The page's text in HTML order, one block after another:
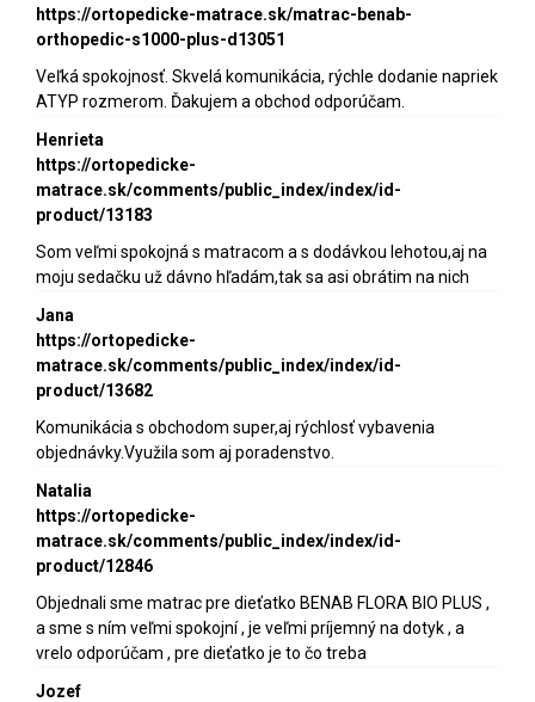
https://ortopedicke-matrace.sk/matrac-benab-
orthopedic-s1000-plus-d13051
Veľká spokojnosť. Skvelá komunikácia, rýchle dodanie napriek
ATYP rozmerom. Ďakujem a obchod odporúčam.
Henrieta
https://ortopedicke-
matrace.sk/comments/public_index/index/id-
product/13183
Som veľmi spokojná s matracom a s dodávkou lehotou,aj na
moju sedačku už dávno hľadám,tak sa asi obrátim na nich
Jana
https://ortopedicke-
matrace.sk/comments/public_index/index/id-
product/13682
Komunikácia s obchodom super,aj rýchlosť vybavenia
objednávky.Využila som aj poradenstvo.
Natalia
https://ortopedicke-
matrace.sk/comments/public_index/index/id-
product/12846
Objednali sme matrac pre dieťatko BENAB FLORA BIO PLUS ,
a sme s ním veľmi spokojní , je veľmi príjemný na dotyk , a
vrelo odporúčam , pre dieťatko je to čo treba
Jozef